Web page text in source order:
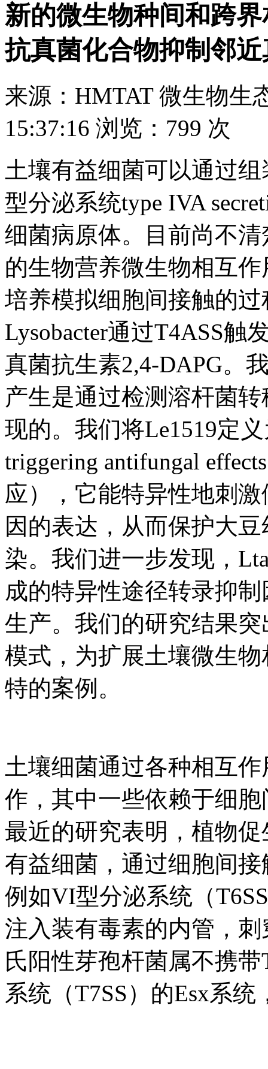
新的微生物种间和跨
抗真菌化合物抑制邻
来源： HMTAT 微生物生
15:37:16 浏览： 799 次
土壤有益细菌可以通过
型分泌系统type IVA
细菌病原体。目前尚不
的生物营养微生物相互
培养模拟细胞间接触的
Lysobacter通过T4ASS触
真菌抗生素2,4-DAPG。
产生是通过检测溶杆菌
现的。我们将Le1519定
triggering antifungal
应），它能特异性地刺
因的表达，从而保护大
染。我们进一步发现，
成的特异性途径转录抑
生产。我们的研究结果
模式，为扩展土壤微生
特的案例。
土壤细菌通过各种相互
作，其中一些依赖于细
最近的研究表明，植物
有益细菌，通过细胞间
例如VI型分泌系统（
注入装有毒素的内管，
氏阳性芽孢杆菌属不携
系统（T7SS）的Esx系